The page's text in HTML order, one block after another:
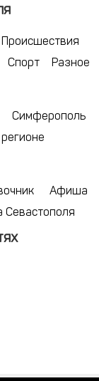
Происшествия
Спорт Разное
Симферополь
регионе
Афиша
Севастополя